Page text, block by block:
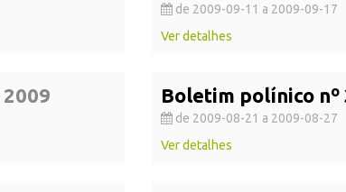
de 2009-09-11 a 2009-09-17
Ver detalhes
2009 Boletim polínico nº
de 2009-08-21 a 2009-08-27
Ver detalhes